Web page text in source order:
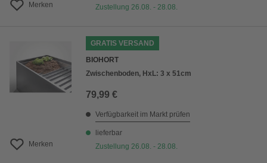
Merken
Zustellung 26.08. - 28.08.
Merken
GRATIS VERSAND
BIOHORT
Zwischenboden, HxL: 3 x 51cm
79,99 €
Verfügbarkeit im Markt prüfen
lieferbar
Zustellung 26.08. - 28.08.